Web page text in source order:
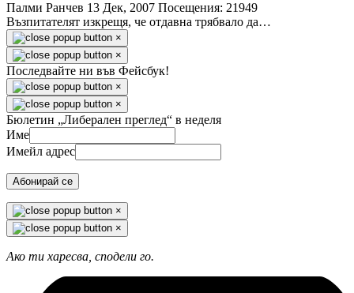
Палми Ранчев 13 Дек, 2007 Посещения: 21949
Възпитателят изкрещя, че отдавна трябвало да…
×
×
Последвайте ни във Фейсбук!
×
×
Бюлетин „Либерален преглед“ в неделя
Име
Имейл адрес
Абонирай се
×
×
Ако ти харесва, сподели го.